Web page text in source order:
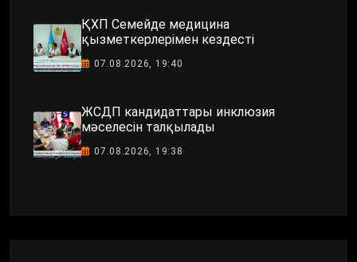
ҚХП Семейде медицина
қызметкерлерімен кездесті
07.08.2026, 19:40
ЖСДП кандидаттары инклюзия
мәселесін талқылады
07.08.2026, 19:38